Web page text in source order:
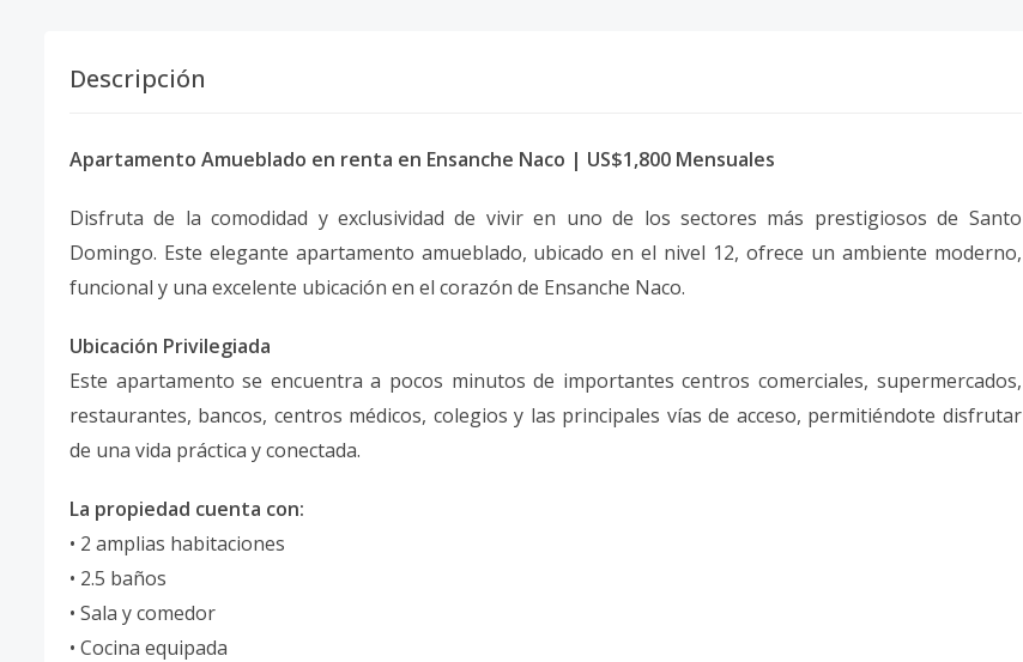
Descripción
Apartamento Amueblado en renta en Ensanche Naco | US$1,800 Mensuales
Disfruta de la comodidad y exclusividad de vivir en uno de los sectores más prestigiosos de Santo
Domingo. Este elegante apartamento amueblado, ubicado en el nivel 12, ofrece un ambiente moderno,
funcional y una excelente ubicación en el corazón de Ensanche Naco.
Ubicación Privilegiada
Este apartamento se encuentra a pocos minutos de importantes centros comerciales, supermercados,
restaurantes, bancos, centros médicos, colegios y las principales vías de acceso, permitiéndote disfrutar
de una vida práctica y conectada.
La propiedad cuenta con:
• 2 amplias habitaciones
• 2.5 baños
• Sala y comedor
• Cocina equipada